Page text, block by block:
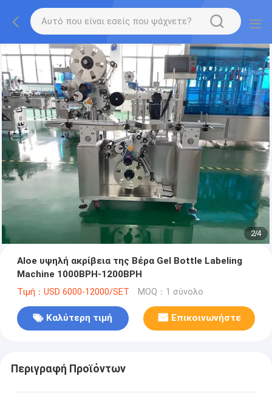
2/4
Aloe υψηλή ακρίβεια της Βέρα Gel Bottle Labeling
Machine 1000BPH-1200BPH
Τιμή：USD 6000-12000/SET MOQ：1 σύνολο
Καλύτερη τιμή Επικοινωνήστε
Περιγραφή Προϊόντων